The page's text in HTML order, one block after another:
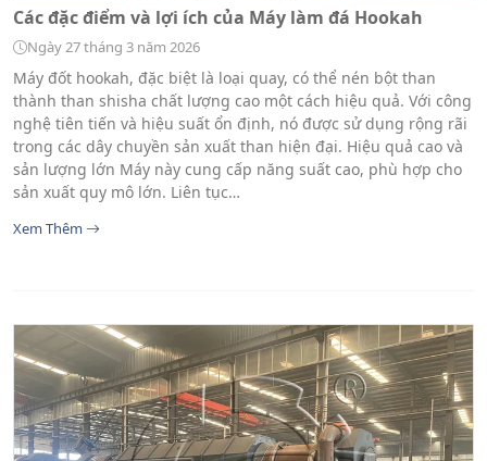
Các đặc điểm và lợi ích của Máy làm đá Hookah
Ngày 27 tháng 3 năm 2026
Máy đốt hookah, đặc biệt là loại quay, có thể nén bột than
thành than shisha chất lượng cao một cách hiệu quả. Với công
nghệ tiên tiến và hiệu suất ổn định, nó được sử dụng rộng rãi
trong các dây chuyền sản xuất than hiện đại. Hiệu quả cao và
sản lượng lớn Máy này cung cấp năng suất cao, phù hợp cho
sản xuất quy mô lớn. Liên tục…
Xem Thêm